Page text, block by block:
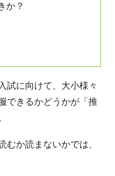
か？
試に向けて、大小様々
できるかどうかが「推
か読まないかでは、